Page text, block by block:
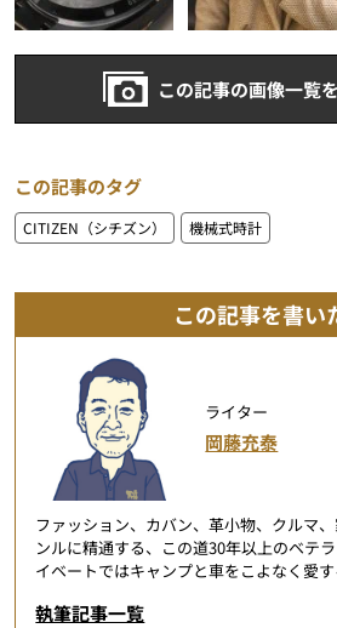
この記事の画像一覧
この記事のタグ
CITIZEN（シチズン） 機械式時計
この記事を書い
ライター
岡藤充泰
ファッション、カバン、革小物、クルマ
ンルに精通する、この道30年以上のベテ
イベートではキャンプと車をこよなく愛す
執筆記事一覧